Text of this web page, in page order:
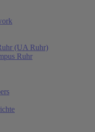
(UA Ruhr)
Ruhr